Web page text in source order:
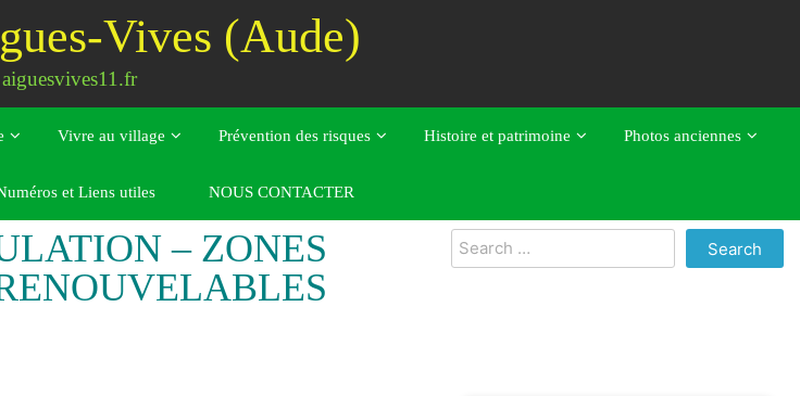
Vives (Aude)
aiguesvives11.fr
Vivre au village Prévention des risques Histoire et patrimoine Photos anciennes
et Liens utiles NOUS CONTACTER
– ZONES
Search
for: